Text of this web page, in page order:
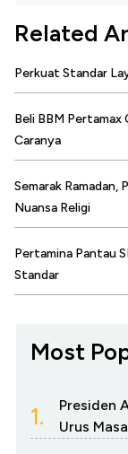
Related
Perkuat Standar
Beli BBM Pertamax
Caranya
Semarak Ramadan,
Nuansa Religi
Pertamina Pantau
Standar
Most
1.
Presiden
Urus